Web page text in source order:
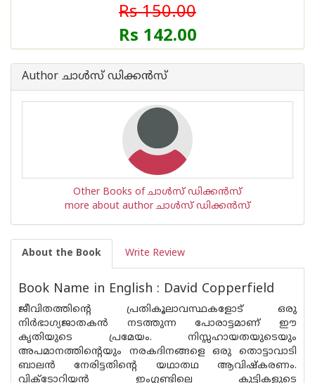
Rs 150.00
Rs 142.00
Author ചാള്‍സ് ഡിക്കന്‍സ്
Other Books of ചാള്‍സ് ഡിക്കന്‍സ്
more about author ചാള്‍സ് ഡിക്കന്‍സ്
About the Book Write Review
Book Name in English : David Copperfield
ജീവിതത്തിന്റെ പ്രതികൂലാവസ്ഥകളോട് ഒരു
നിര്‍ഭാഗ്യജാതകന്‍ നടത്തുന്ന പോരാട്ടമാണ് ഈ
കൃതിയുടെ പ്രമേയം. നിസ്സഹായതയുടെയും
അപമാനത്തിന്റെയും നരകദിനങ്ങളെ ഒരു തൊട്ടാവാടി
ബാലന്‍ നേരിട്ടതിന്റെ യഥാതഥ ആവിഷ്‌കരണം.
വിക്‌ടോറിയന്‍ ഇംഗ്ലണ്ടിലെ കുട്ടികളുടെ